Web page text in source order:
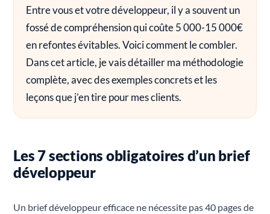
Entre vous et votre développeur, il y a souvent un
fossé de compréhension qui coûte 5 000-15 000€
en refontes évitables. Voici comment le combler.
Dans cet article, je vais détailler ma méthodologie
complète, avec des exemples concrets et les
leçons que j’en tire pour mes clients.
Les 7 sections obligatoires d’un brief
développeur
Un brief développeur efficace ne nécessite pas 40 pages de